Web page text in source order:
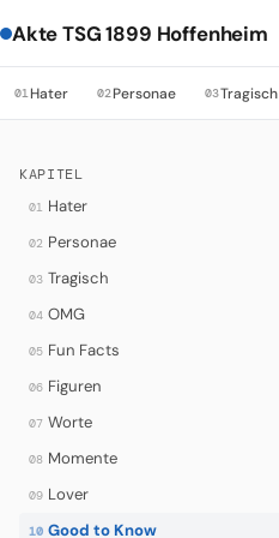
Akte TSG 1899 Hoffenheim
01Hater 02Personae 03Tragisch
KAPITEL
01 Hater
02 Personae
03 Tragisch
04 OMG
05 Fun Facts
06 Figuren
07 Worte
08 Momente
09 Lover
10 Good to Know